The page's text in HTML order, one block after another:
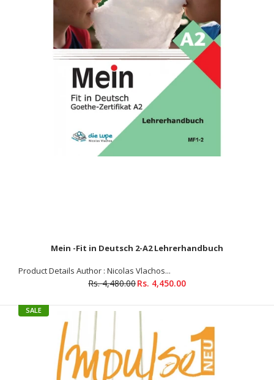
Beste Freunde : Lehrerhandbuch B1.2
Rs. 2,275.00
Rs. 2,249.00
Mein -Fit in Deutsch 2-A2 Lehrerhandbuch
Product Details Author : Nicolas Vlachos...
Rs. 4,480.00Rs. 4,450.00
SALE